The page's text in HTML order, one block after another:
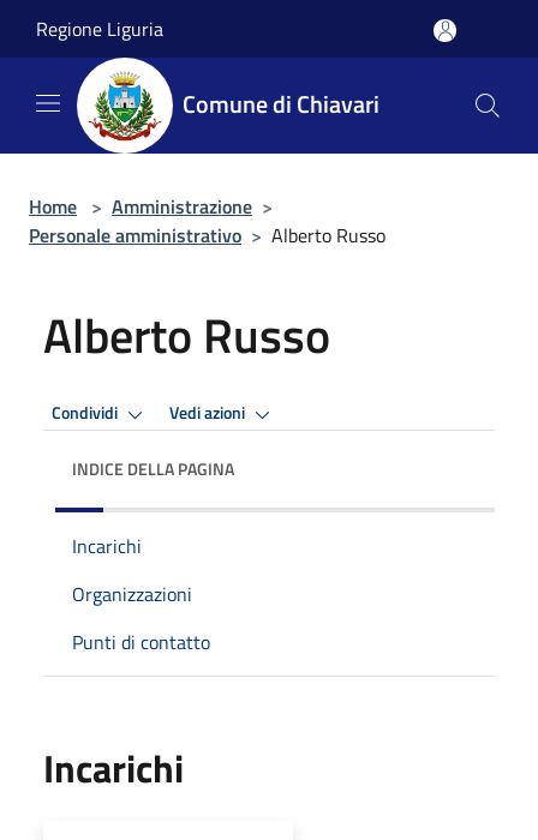
Regione Liguria
Comune di Chiavari
Home > Amministrazione >
Personale amministrativo > Alberto Russo
Alberto Russo
Condividi Vedi azioni
INDICE DELLA PAGINA
Incarichi
Organizzazioni
Punti di contatto
Incarichi